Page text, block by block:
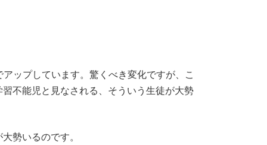
ップしています。驚くべき変化ですが、こ
不能児と見なされる、そういう生徒が大勢
勢いるのです。